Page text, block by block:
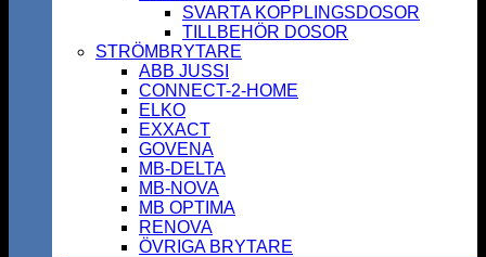
SVARTA KOPPLINGSDOSOR
TILLBEHÖR DOSOR
STRÖMBRYTARE
ABB JUSSI
CONNECT-2-HOME
ELKO
EXXACT
GOVENA
MB-DELTA
MB-NOVA
MB OPTIMA
RENOVA
ÖVRIGA BRYTARE